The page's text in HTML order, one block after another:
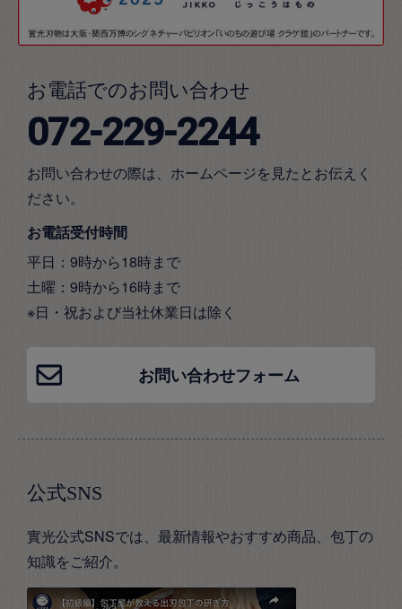
お電話でのお問い合わせ
072-229-2244
お問い合わせの際は、ホームページを見たとお伝えく
ださい。
お電話受付時間
平日：9時から18時まで
土曜：9時から16時まで
※日・祝および当社休業日は除く
お問い合わせフォーム
公式SNS
實光公式SNSでは、最新情報やおすすめ商品、包丁の
知識をご紹介。